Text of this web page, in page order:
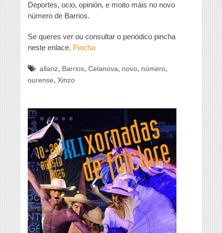
Deportes, ocio, opinión, e moito máis no novo
número de Barrios.
Se queres ver ou consultar o periódico pincha
neste enlace. Pincha
allariz, Barrios, Celanova, novo, número,
ourense, Xinzo